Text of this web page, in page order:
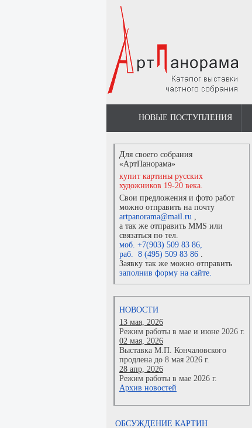
НОВЫЕ ПОСТУПЛЕНИЯ
Для своего собрания
«АртПанорама»
купит картины русских
художников 19-20 века.
Свои предложения и фото работ
можно отправить на почту
artpanorama@mail.ru ,
а так же отправить MMS или
связаться по тел.
моб. +7(903) 509 83 86,
раб. 8 (495) 509 83 86 .
Заявку так же можно отправить
заполнив форму на сайте.
НОВОСТИ
13 мая, 2026
Режим работы в мае и июне 2026 г.
02 мая, 2026
Выставка М.П. Кончаловского
продлена до 8 мая 2026 г.
28 апр, 2026
Режим работы в мае 2026 г.
Архив новостей
ОБСУЖДЕНИЕ КАРТИН